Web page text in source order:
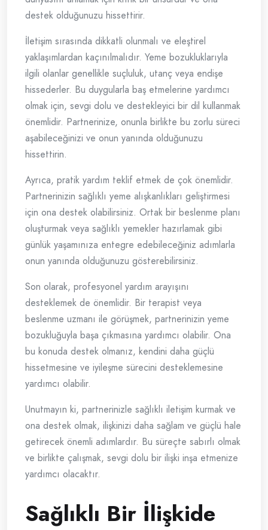
destek olduğunuzu hissettirir.
İletişim sırasında dikkatli olunmalı ve eleştirel
yaklaşımlardan kaçınılmalıdır. Yeme bozukluklarıyla
ilgili olanlar genellikle suçluluk, utanç veya endişe
hissederler. Bu duygularla baş etmelerine yardımcı
olmak için, sevgi dolu ve destekleyici bir dil kullanmak
önemlidir. Partnerinize, onunla birlikte bu zorlu süreci
aşabileceğinizi ve onun yanında olduğunuzu
hissettirin.
Ayrıca, pratik yardım teklif etmek de çok önemlidir.
Partnerinizin sağlıklı yeme alışkanlıkları geliştirmesi
için ona destek olabilirsiniz. Ortak bir beslenme planı
oluşturmak veya sağlıklı yemekler hazırlamak gibi
günlük yaşamınıza entegre edebileceğiniz adımlarla
onun yanında olduğunuzu gösterebilirsiniz.
Son olarak, profesyonel yardım arayışını
desteklemek de önemlidir. Bir terapist veya
beslenme uzmanı ile görüşmek, partnerinizin yeme
bozukluğuyla başa çıkmasına yardımcı olabilir. Ona
bu konuda destek olmanız, kendini daha güçlü
hissetmesine ve iyileşme sürecini desteklemesine
yardımcı olabilir.
Unutmayın ki, partnerinizle sağlıklı iletişim kurmak ve
ona destek olmak, ilişkinizi daha sağlam ve güçlü hale
getirecek önemli adımlardır. Bu süreçte sabırlı olmak
ve birlikte çalışmak, sevgi dolu bir ilişki inşa etmenize
yardımcı olacaktır.
Sağlıklı Bir İlişkide